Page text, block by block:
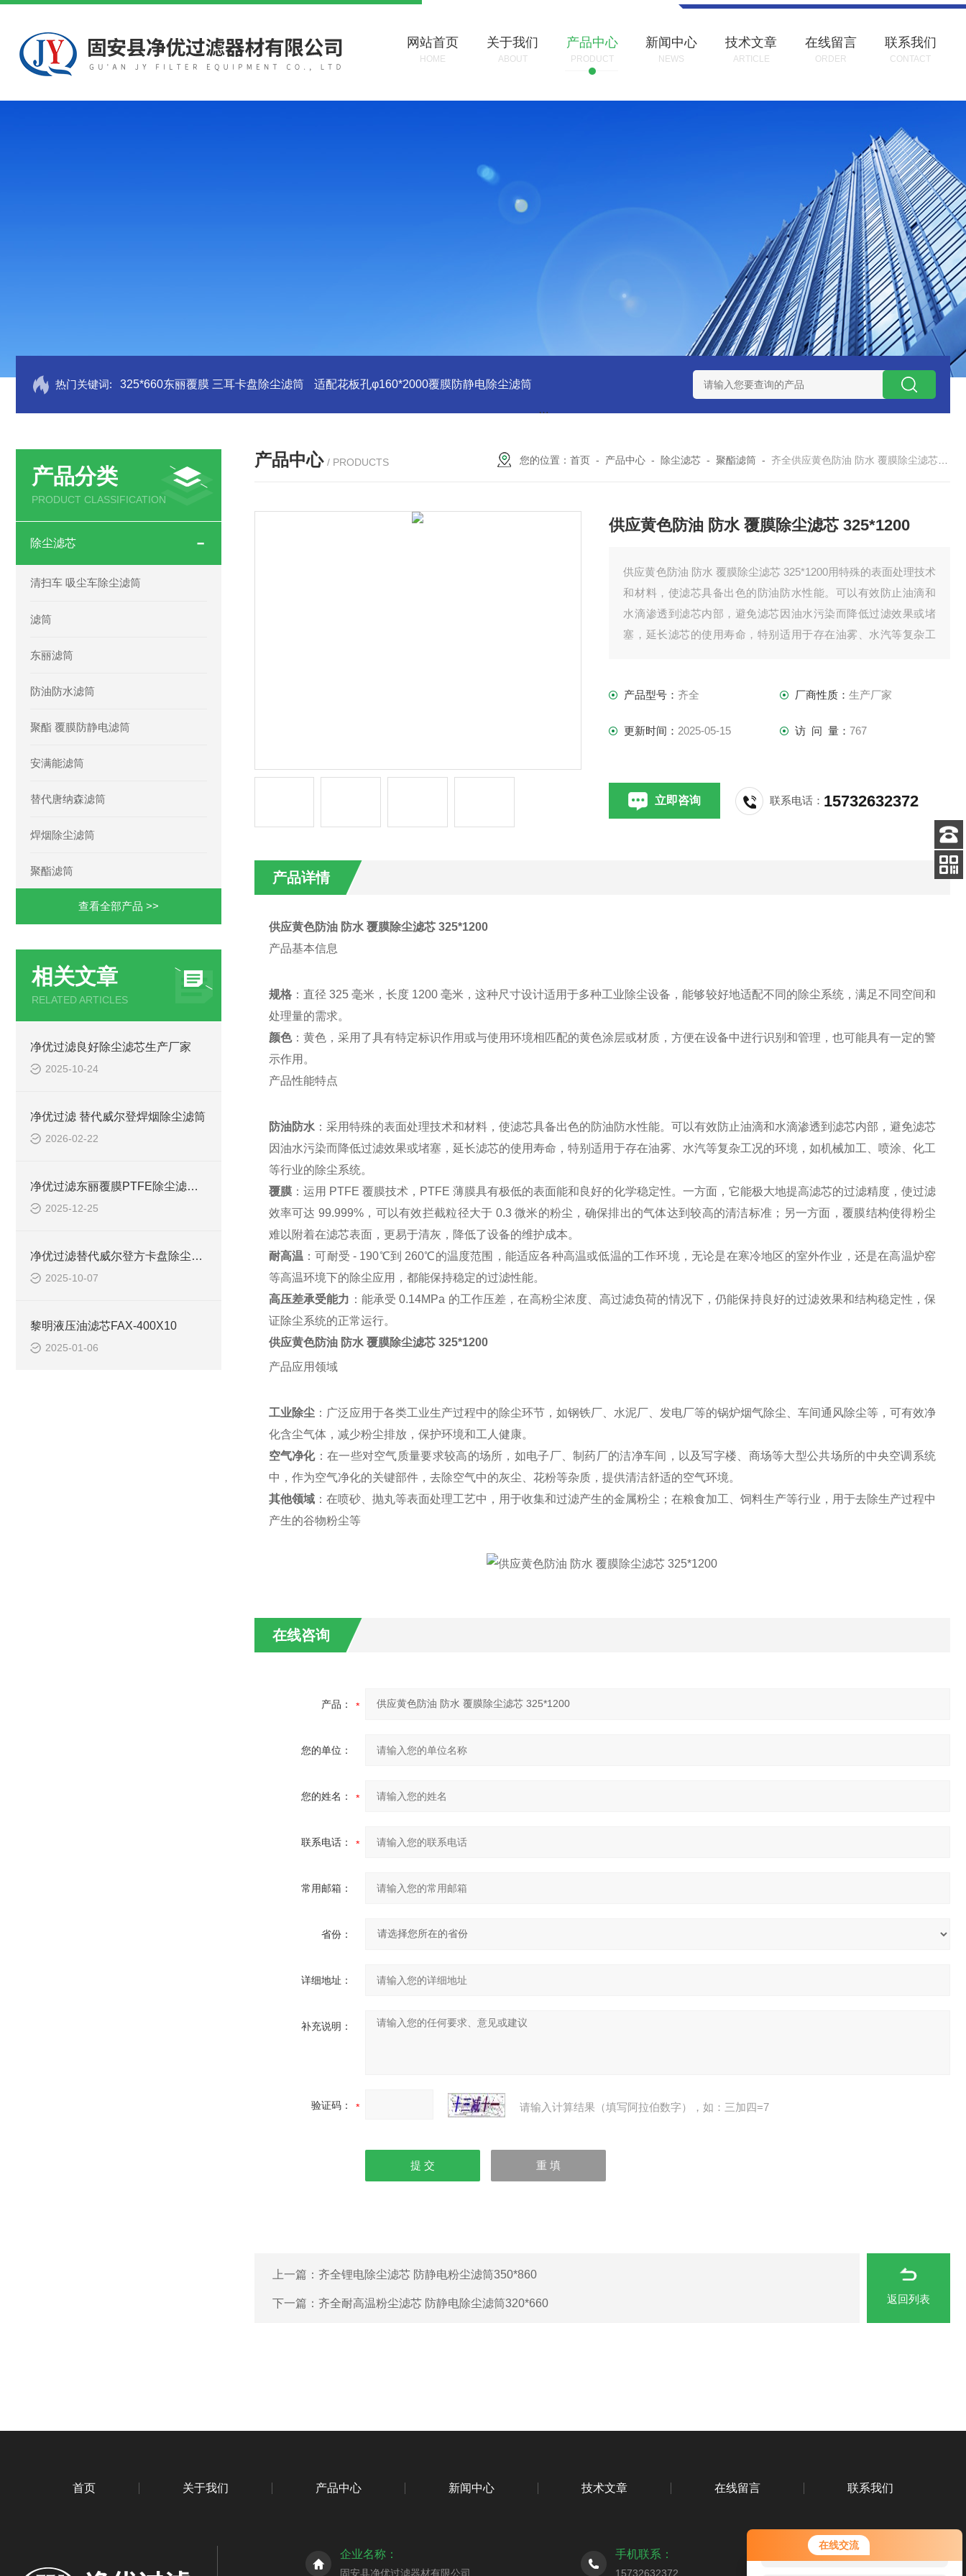
在线交流
您好！欢迎前来咨询，很高兴为您
服务，请问您要咨询什么问题呢？
网站首页
HOME
关于我们
ABOUT
产品中心
PRODUCT
新闻中心
NEWS
技术文章
ARTICLE
在线留言
ORDER
联系我们
CONTACT
热门关键词: 325*660东丽覆膜 三耳卡盘除尘滤筒 适配花板孔φ160*2000覆膜防静电除尘滤筒 PU注胶 花板孔φ157*500防静电除尘滤芯 电焊车间 六耳快拆除尘滤筒 环保排放达
产品分类
PRODUCT CLASSIFICATION
除尘滤芯
清扫车 吸尘车除尘滤筒
滤筒
东丽滤筒
防油防水滤筒
聚酯 覆膜防静电滤筒
安满能滤筒
替代唐纳森滤筒
焊烟除尘滤筒
聚酯滤筒
查看全部产品 >>
相关文章
RELATED ARTICLES
净优过滤良好除尘滤芯生产厂家
2025-10-24
净优过滤 替代威尔登焊烟除尘滤筒
2026-02-22
净优过滤东丽覆膜PTFE除尘滤筒 规格齐全
2025-12-25
净优过滤替代威尔登方卡盘除尘滤筒优势
2025-10-07
黎明液压油滤芯FAX-400X10
2025-01-06
产品中心 / PRODUCTS 您的位置：首页 - 产品中心 - 除尘滤芯 -聚酯滤筒 -齐全供应黄色防油 防水 覆膜除尘滤芯 325*1200
供应黄色防油 防水 覆膜除尘滤芯 325*1200
供应黄色防油 防水 覆膜除尘滤芯 325*1200用特殊的表面处理技术
和材料，使滤芯具备出色的防油防水性能。可以有效防止油滴和
水滴渗透到滤芯内部，避免滤芯因油水污染而降低过滤效果或堵
塞，延长滤芯的使用寿命，特别适用于存在油雾、水汽等复杂工
产品型号： 齐全 厂商性质： 生产厂家
更新时间： 2025-05-15 访 问 量： 767
立即咨询 联系电话： 15732632372
产品详情
供应黄色防油 防水 覆膜除尘滤芯 325*1200
产品基本信息
规格：直径 325 毫米，长度 1200 毫米，这种尺寸设计适用于多种工业除尘设备，能够较好地适配不同的除尘系统，满足不同空间和
处理量的需求。
颜色：黄色，采用了具有特定标识作用或与使用环境相匹配的黄色涂层或材质，方便在设备中进行识别和管理，也可能具有一定的警
示作用。
产品性能特点
防油防水：采用特殊的表面处理技术和材料，使滤芯具备出色的防油防水性能。可以有效防止油滴和水滴渗透到滤芯内部，避免滤芯
因油水污染而降低过滤效果或堵塞，延长滤芯的使用寿命，特别适用于存在油雾、水汽等复杂工况的环境，如机械加工、喷涂、化工
等行业的除尘系统。
覆膜：运用 PTFE 覆膜技术，PTFE 薄膜具有极低的表面能和良好的化学稳定性。一方面，它能极大地提高滤芯的过滤精度，使过滤
效率可达 99.999%，可以有效拦截粒径大于 0.3 微米的粉尘，确保排出的气体达到较高的清洁标准；另一方面，覆膜结构使得粉尘
难以附着在滤芯表面，更易于清灰，降低了设备的维护成本。
耐高温 ：可耐受 - 190℃到 260℃的温度范围，能适应各种高温或低温的工作环境，无论是在寒冷地区的室外作业，还是在高温炉窑
等高温环境下的除尘应用，都能保持稳定的过滤性能。
高压差承受能力 ：能承受 0.14MPa 的工作压差，在高粉尘浓度、高过滤负荷的情况下，仍能保持良好的过滤效果和结构稳定性，保
证除尘系统的正常运行。
供应黄色防油 防水 覆膜除尘滤芯 325*1200
产品应用领域
工业除尘：广泛应用于各类工业生产过程中的除尘环节，如钢铁厂、水泥厂、发电厂等的锅炉烟气除尘、车间通风除尘等，可有效净
化含尘气体，减少粉尘排放，保护环境和工人健康。
空气净化：在一些对空气质量要求较高的场所，如电子厂、制药厂的洁净车间，以及写字楼、商场等大型公共场所的中央空调系统
中，作为空气净化的关键部件，去除空气中的灰尘、花粉等杂质，提供清洁舒适的空气环境。
其他领域：在喷砂、抛丸等表面处理工艺中，用于收集和过滤产生的金属粉尘；在粮食加工、饲料生产等行业，用于去除生产过程中
产生的谷物粉尘等
在线咨询
产品：
您的单位：
您的姓名：
联系电话：
常用邮箱：
省份：
详细地址：
补充说明：
验证码： 请输入计算结果（填写阿拉伯数字），如：三加四=7
上一篇： 齐全锂电除尘滤芯 防静电粉尘滤筒350*860
下一篇： 齐全耐高温粉尘滤芯 防静电除尘滤筒320*660 返回列表
首页 关于我们 产品中心 新闻中心 技术文章 在线留言 联系我们
企业名称：
固安县净优过滤器材有限公司
手机联系：
15732632372
客服
电话